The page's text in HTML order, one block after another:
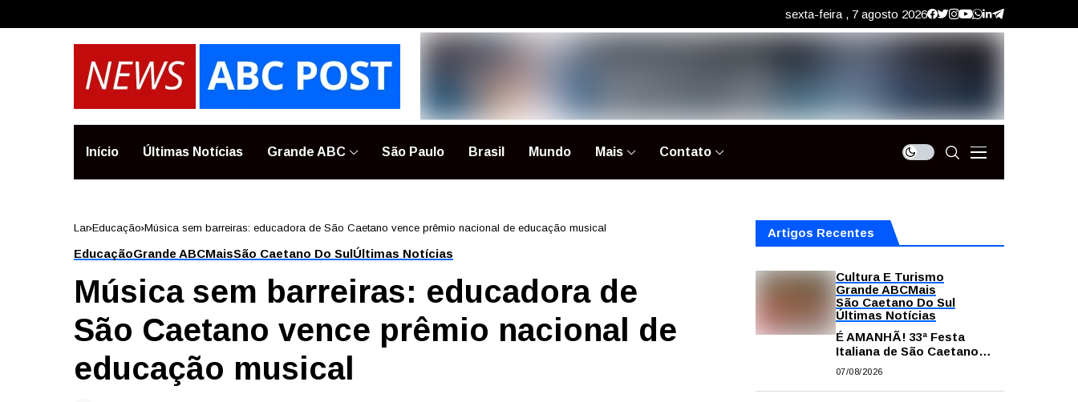
sexta-feira , 7 agosto 2026
Início Últimas Notícias Grande ABC São Paulo Brasil Mundo Mais Contato
Lar Educação Música sem barreiras: educadora de São Caetano vence prêmio nacional de educação musical
EducaçãoGrande ABCMaisSão Caetano Do SulÚltimas Notícias
Música sem barreiras: educadora de
São Caetano vence prêmio nacional de
educação musical
Artigos Recentes
Cultura E Turismo
Grande ABCMais
São Caetano Do Sul
Últimas Notícias
É AMANHÃ! 33ª Festa
Italiana de São Caetano
começa neste sábado com
solidariedade
07/08/2026